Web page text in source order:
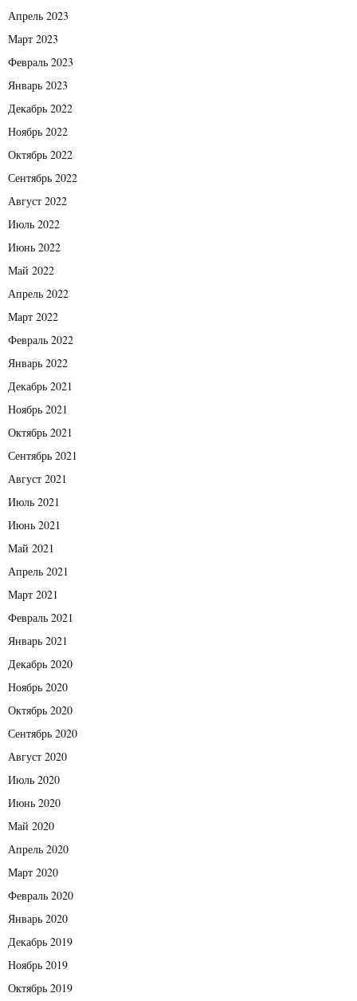
Апрель 2023
Март 2023
Февраль 2023
Январь 2023
Декабрь 2022
Ноябрь 2022
Октябрь 2022
Сентябрь 2022
Август 2022
Июль 2022
Июнь 2022
Май 2022
Апрель 2022
Март 2022
Февраль 2022
Январь 2022
Декабрь 2021
Ноябрь 2021
Октябрь 2021
Сентябрь 2021
Август 2021
Июль 2021
Июнь 2021
Май 2021
Апрель 2021
Март 2021
Февраль 2021
Январь 2021
Декабрь 2020
Ноябрь 2020
Октябрь 2020
Сентябрь 2020
Август 2020
Июль 2020
Июнь 2020
Май 2020
Апрель 2020
Март 2020
Февраль 2020
Январь 2020
Декабрь 2019
Ноябрь 2019
Октябрь 2019